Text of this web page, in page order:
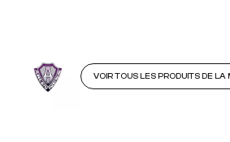
VOIR TOUS LES PRODUITS DE